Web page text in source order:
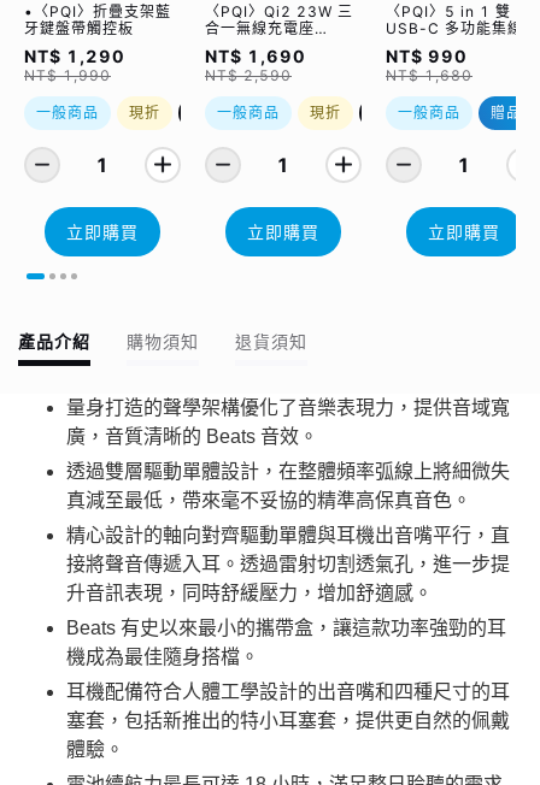
•〈PQI〉折疊支架藍
牙鍵盤帶觸控板
NT$ 1,290
NT$ 1,990
一般商品 現折 優惠加購
1
立即購買
〈PQI〉Qi2 23W 三
合一無線充電座
(WCC2302)
NT$ 1,690
NT$ 2,590
一般商品 現折 優惠加購
1
立即購買
〈PQI〉5 in 1 雙
USB-C 多功能集線器
（限量加贈｜U988
class 10 Micro SD
記憶卡 64GB，附 SD
轉卡）
NT$ 990
NT$ 1,680
一般商品 贈品
1
立即購買
產品介紹 購物須知 退貨須知
量身打造的聲學架構優化了音樂表現力，提供音域寬
廣，音質清晰的 Beats 音效。
透過雙層驅動單體設計，在整體頻率弧線上將細微失
真減至最低，帶來毫不妥協的精準高保真音色。
精心設計的軸向對齊驅動單體與耳機出音嘴平行，直
接將聲音傳遞入耳。透過雷射切割透氣孔，進一步提
升音訊表現，同時舒緩壓力，增加舒適感。
Beats 有史以來最小的攜帶盒，讓這款功率強勁的耳
機成為最佳隨身搭檔。
耳機配備符合人體工學設計的出音嘴和四種尺寸的耳
塞套，包括新推出的特小耳塞套，提供更自然的佩戴
體驗。